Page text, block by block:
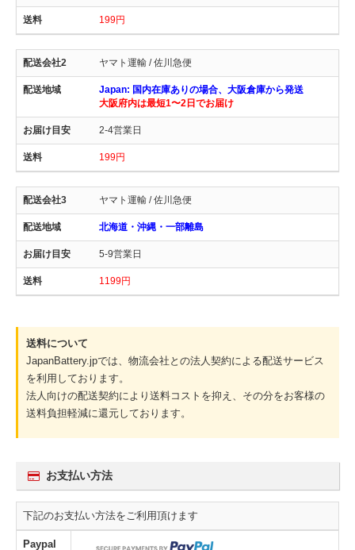
199円
ヤマト運輸 / 佐川急便
Japan: 国内在庫ありの場合、大阪倉庫から発送
大阪府内は最短1〜2日でお届け
2-4営業日
199円
ヤマト運輸 / 佐川急便
北海道・沖縄・一部離島
5-9営業日
1199円
送料について
JapanBattery.jpでは、物流会社との法人契約による配送サービス
を利用しております。
法人向けの配送契約により送料コストを抑え、その分をお客様の
送料負担軽減に還元しております。
お支払い方法
下記のお支払い方法をご利用頂けます
Paypal